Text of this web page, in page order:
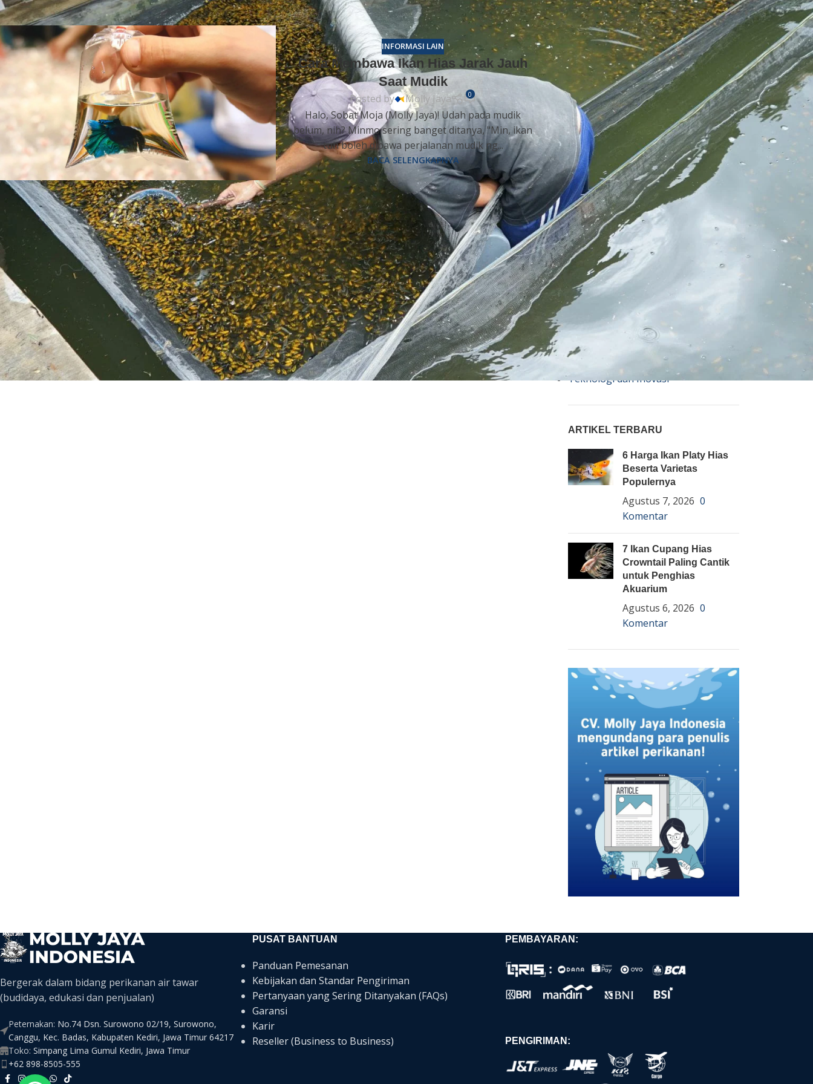
menyesuaikan lingkungan.
INFORMASI LAIN
Cara Membawa Ikan Hias Jarak Jauh
Saat Mudik
Posted by Molly Jaya 0
Halo, Sobat Moja (Molly Jaya)! Udah pada mudik
belum, nih? Minmo sering banget ditanya, "Min, ikan
tuh boleh dibawa perjalanan mudik ng...
BACA SELENGKAPNYA
Molly
Channa
Koi
Koki
Guppy
Platy
Glofish
Danio
Manfish
Discuss
Palmas
Kura-kura
KATEGORI
Berita
Bisnis
Budidaya
Event
Informasi Lain
Pembenihan Ikan
Pembesaran Ikan
Teknologi dan Inovasi
ARTIKEL TERBARU
6 Harga Ikan Platy Hias
Beserta Varietas
Populernya
Agustus 7, 2026 0
Komentar
7 Ikan Cupang Hias
Crowntail Paling Cantik
untuk Penghias
Akuarium
Agustus 6, 2026 0
Komentar
Bergerak dalam bidang perikanan air tawar
(budidaya, edukasi dan penjualan)
Peternakan: No.74 Dsn. Surowono 02/19, Surowono,
Canggu, Kec. Badas, Kabupaten Kediri, Jawa Timur 64217
Toko: Simpang Lima Gumul Kediri, Jawa Timur
+62 898-8505-555
PUSAT BANTUAN
Panduan Pemesanan
Kebijakan dan Standar Pengiriman
Pertanyaan yang Sering Ditanyakan (FAQs)
Garansi
Karir
Reseller (Business to Business)
PEMBAYARAN:
PENGIRIMAN: